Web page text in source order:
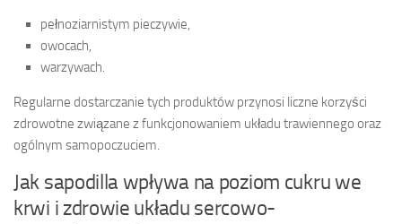
pełnoziarnistym pieczywie,
owocach,
warzywach.
Regularne dostarczanie tych produktów przynosi liczne korzyści
zdrowotne związane z funkcjonowaniem układu trawiennego oraz
ogólnym samopoczuciem.
Jak sapodilla wpływa na poziom cukru we
krwi i zdrowie układu sercowo-